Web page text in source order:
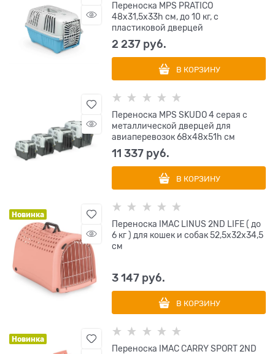
Переноска MPS PRATICO
48х31,5х33h см, до 10 кг, с
пластиковой дверцей
2 237 руб.
В КОРЗИНУ
Переноска MPS SKUDO 4 серая с
металлической дверцей для
авиаперевозок 68х48х51h см
11 337 руб.
В КОРЗИНУ
Новинка
Переноска IMAC LINUS 2ND LIFE ( до
6 кг ) для кошек и собак 52,5х32х34,5
см
3 147 руб.
В КОРЗИНУ
Новинка
Переноска IMAC CARRY SPORT 2ND